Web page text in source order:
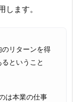
ます。
リターンを得
ということ
は本業の仕事